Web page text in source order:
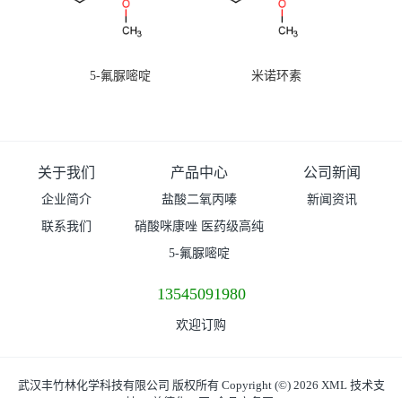
5-氟脲嘧啶 米诺环素
关于我们
企业简介
联系我们
产品中心
盐酸二氧丙嗪
硝酸咪康唑 医药级高纯
度99%原粉
5-氟脲嘧啶
公司新闻
新闻资讯
13545091980
欢迎订购
武汉丰竹林化学科技有限公司 版权所有 Copyright (©) 2026 XML技术支